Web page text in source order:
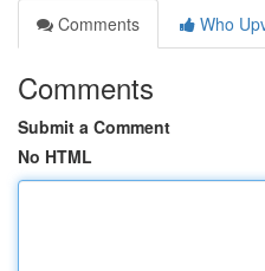
Comments
Who
Comments
Submit a Comment
No HTML